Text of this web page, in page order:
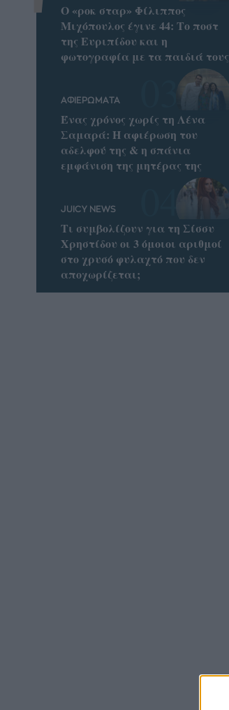
Ο «ροκ σταρ» Φίλιππος
Μιχόπουλος έγινε 44: Το ποστ
της Ευριπίδου και η
φωτογραφία με τα παιδιά τους
ΑΦΙΕΡΩΜΑΤΑ
Ένας χρόνος χωρίς τη Λένα
Σαμαρά: Η αφιέρωση του
αδελφού της & η σπάνια
εμφάνιση της μητέρας της
JUICY NEWS
Τι συμβολίζουν για τη Σίσσυ
Χρηστίδου οι 3 όμοιοι αριθμοί
στο χρυσό φυλαχτό που δεν
αποχωρίζεται;